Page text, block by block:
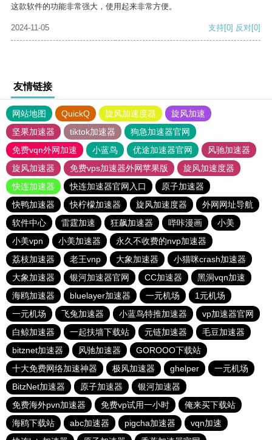
这款软件的功能非常强大，使用起来非常方便。
2024-11-05 支持[0] 反对[0]
友情链接
网站地图 QuickQ 旋风加速度器
旋风加速
坚果加速器
tiktok加速器
狗急加速器官网
免费vqn外网加速
小蓝鸟 优途加速器官网
风驰加速器
旋风加速器
免费vps加速器外网苹果版
旋风加速度器
快连加速器
快连加速器官网入口
原子加速器
快鸭加速器
快柠檬加速器 旋风加速度器
外网网址导航
软件中心
雷霆加速 狂飙加速器 哔咔漫画
小美
小美vpn
小美加速器
永久不收费的nvp加速器
荔枝加速器
老王vnp 大象加速器
小猫咪crash加速器
大象加速器
银河加速器官网 CC加速器
黑洞vqn加速
海鸥加速器
bluelayer加速器 一元机场
1元机场
一元机场
飞兔加速器 小蓝鸟特推加速器
vp加速器官网
白鲸加速器
一起扶墙下载站 元链加速器
毛豆加速器
bitznet加速器
风驰加速器
GOROOO下载站
十大免费网络加速神器
极风加速器 ghelper
一元机场
BitzNet加速器
原子加速器
银河加速器
免费海外pvn加速器
免费vp试用一小时
俺来买下载站
海鸥下载站
abc加速器 pigcha加速器
vqn加速